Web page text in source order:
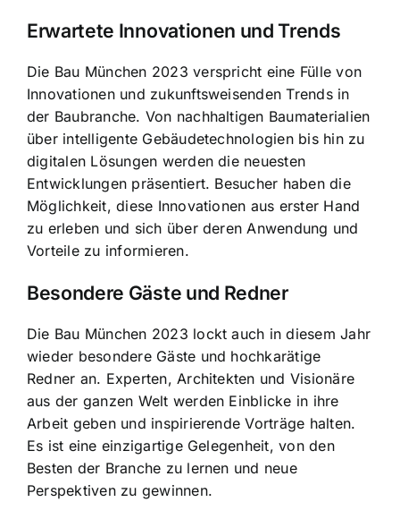
Erwartete Innovationen und Trends
Die Bau München 2023 verspricht eine Fülle von
Innovationen und zukunftsweisenden Trends in
der Baubranche. Von nachhaltigen Baumaterialien
über intelligente Gebäudetechnologien bis hin zu
digitalen Lösungen werden die neuesten
Entwicklungen präsentiert. Besucher haben die
Möglichkeit, diese Innovationen aus erster Hand
zu erleben und sich über deren Anwendung und
Vorteile zu informieren.
Besondere Gäste und Redner
Die Bau München 2023 lockt auch in diesem Jahr
wieder besondere Gäste und hochkarätige
Redner an. Experten, Architekten und Visionäre
aus der ganzen Welt werden Einblicke in ihre
Arbeit geben und inspirierende Vorträge halten.
Es ist eine einzigartige Gelegenheit, von den
Besten der Branche zu lernen und neue
Perspektiven zu gewinnen.